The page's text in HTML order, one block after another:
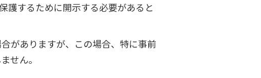
護するために開示する必要があると
がありますが、この場合、特に事前
せん。